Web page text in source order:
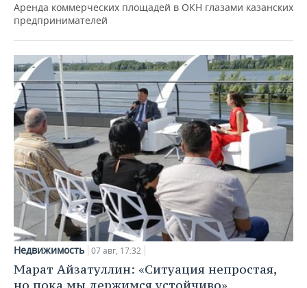
Аренда коммерческих площадей в ОКН глазами казанских
предпринимателей
Недвижимость 07 авг, 17:32
Марат Айзатуллин: «Ситуация непростая,
но пока мы держимся устойчиво»